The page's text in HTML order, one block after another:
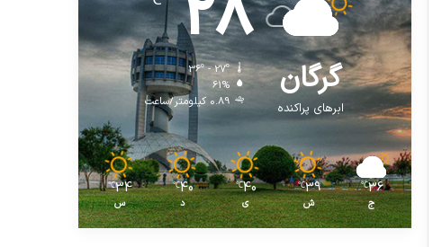
گرگان
ابرهای پراکنده
36º - 27º
61%
0.89 کیلومتر/ساعت
36
℃
ج
39
℃
ش
40
℃
ی
40
℃
د
34
℃
س